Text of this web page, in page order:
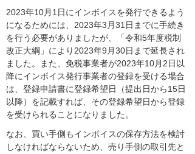
2023年10月1日にインボイスを発行できるよう
になるためには、2023年3月31日までに手続き
を行う必要がありましたが、「令和5年度税制
改正大綱」により2023年9月30日まで延長され
ました。また、免税事業者が2023年10月2日以
降にインボイス発行事業者の登録を受ける場合
は、登録申請書に登録希望日（提出日から15日
以降）を記載すれば、その登録希望日から登録
を受けられることになりました。
なお、買い手側もインボイスの保存方法を検討
しなければならないため、売り手側の取引先と